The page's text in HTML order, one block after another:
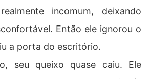
incomum, deixando
Então ele ignorou o
a porta do escritório.
seu queixo quase caiu. Ele